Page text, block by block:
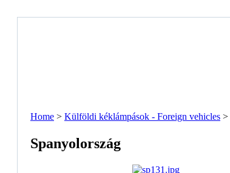
Home > Külföldi kéklámpások - Foreign vehicles >
Spanyolország